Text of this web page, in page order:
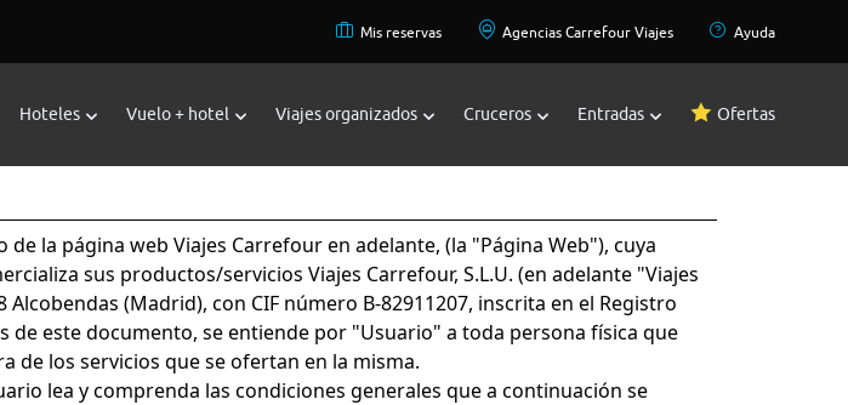
Mis reservas Agencias Carrefour Viajes Ayuda
Hoteles Vuelo + hotel Viajes organizados Cruceros Entradas Ofertas
la página web Viajes Carrefour en adelante, (la "Página Web"), cuya
sus productos/servicios Viajes Carrefour, S.L.U. (en adelante "Viajes
(Madrid), con CIF número B-82911207, inscrita en el Registro
de este documento, se entiende por "Usuario" a toda persona física que
de los servicios que se ofertan en la misma.
lea y comprenda las condiciones generales que a continuación se